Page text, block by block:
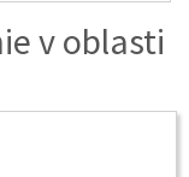
v oblasti